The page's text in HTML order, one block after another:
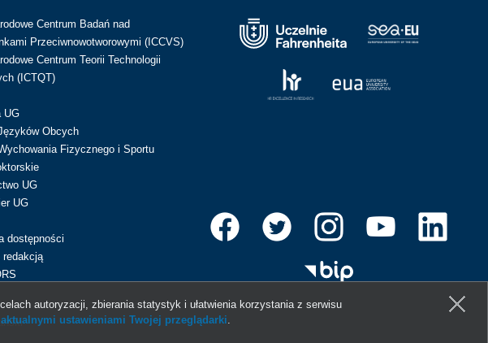
Centrum Badań nad
Przeciwnowotworowymi (ICCVS)
Centrum Teorii Technologii
(ICTQT)
UG
Obcych
Fizycznego i Sportu
UG
UG
dostępności
redakcją
autoryzacji, zbierania statystyk i ułatwienia korzystania z serwisu
aktualnymi ustawieniami Twojej przeglądarki.